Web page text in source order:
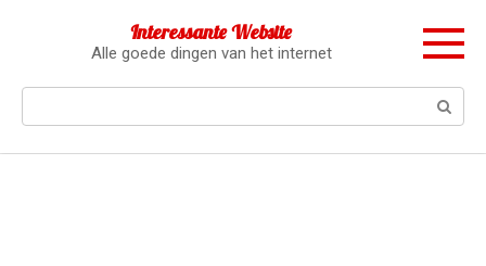
Interessante Website
Alle goede dingen van het internet